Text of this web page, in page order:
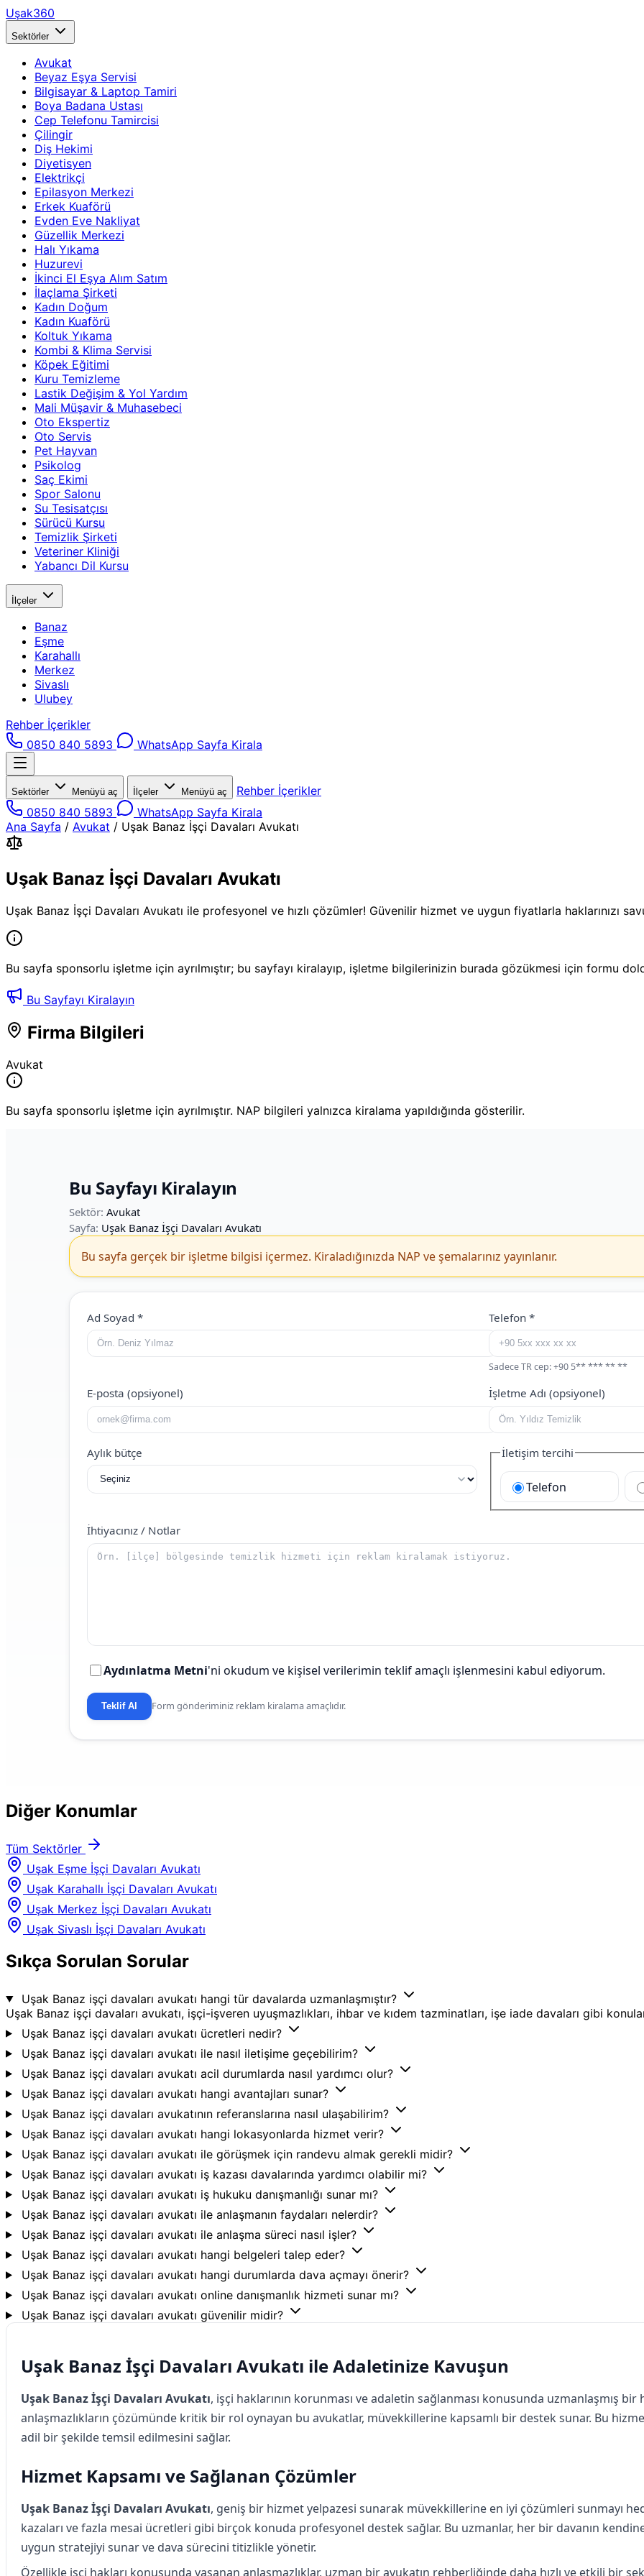
Uşak360
Sektörler
Avukat
Beyaz Eşya Servisi
Bilgisayar & Laptop Tamiri
Boya Badana Ustası
Cep Telefonu Tamircisi
Çilingir
Diş Hekimi
Diyetisyen
Elektrikçi
Epilasyon Merkezi
Erkek Kuaförü
Evden Eve Nakliyat
Güzellik Merkezi
Halı Yıkama
Huzurevi
İkinci El Eşya Alım Satım
İlaçlama Şirketi
Kadın Doğum
Kadın Kuaförü
Koltuk Yıkama
Kombi & Klima Servisi
Köpek Eğitimi
Kuru Temizleme
Lastik Değişim & Yol Yardım
Mali Müşavir & Muhasebeci
Oto Ekspertiz
Oto Servis
Pet Hayvan
Psikolog
Saç Ekimi
Spor Salonu
Su Tesisatçısı
Sürücü Kursu
Temizlik Şirketi
Veteriner Kliniği
Yabancı Dil Kursu
İlçeler
Banaz
Eşme
Karahallı
Merkez
Sivaslı
Ulubey
Rehber İçerikler
0850 840 5893
WhatsApp Sayfa Kirala
Sektörler Menüyü aç İlçeler Menüyü aç
Rehber İçerikler
0850 840 5893
WhatsApp Sayfa Kirala
Ana Sayfa / Avukat / Uşak Banaz İşçi Davaları Avukatı
Uşak Banaz İşçi Davaları Avukatı
Uşak Banaz İşçi Davaları Avukatı ile profesyonel ve hızlı çözümler! Güvenilir hizmet ve uygun fiyatlarla haklarınızı
Bu sayfa sponsorlu işletme için ayrılmıştır; bu sayfayı kiralayıp, işletme bilgilerinizin burada gözükmesi için formu
Bu Sayfayı Kiralayın
Firma Bilgileri
Avukat
Bu sayfa sponsorlu işletme için ayrılmıştır. NAP bilgileri yalnızca kiralama yapıldığında gösterilir.
Bu Sayfayı Kiralayın
Sektör: Avukat
Sayfa: Uşak Banaz İşçi Davaları Avukatı
Bu sayfa gerçek bir işletme bilgisi içermez. Kiraladığınızda NAP ve şemalarınız yayınlanır.
Web Site (boş bırakın)
Ad Soyad * Telefon *
Sadece TR cep: +90 5** *** ** **
E-posta (opsiyonel) İşletme Adı (opsiyonel)
Aylık bütçe İletişim tercihi
Telefon
İhtiyacınız / Notlar
Aydınlatma Metni'ni okudum ve kişisel verilerimin teklif amaçlı işlenmesini kabul ediyorum.
Teklif Al Form gönderiminiz reklam kiralama amaçlıdır.
Diğer Konumlar
Tüm Sektörler
Uşak Eşme İşçi Davaları Avukatı
Uşak Karahallı İşçi Davaları Avukatı
Uşak Merkez İşçi Davaları Avukatı
Uşak Sivaslı İşçi Davaları Avukatı
Sıkça Sorulan Sorular
Uşak Banaz işçi davaları avukatı hangi tür davalarda uzmanlaşmıştır?
Uşak Banaz işçi davaları avukatı, işçi-işveren uyuşmazlıkları, ihbar ve kıdem tazminatları, işe iade davaları gibi
Uşak Banaz işçi davaları avukatı ücretleri nedir?
Uşak Banaz işçi davaları avukatı ile nasıl iletişime geçebilirim?
Uşak Banaz işçi davaları avukatı acil durumlarda nasıl yardımcı olur?
Uşak Banaz işçi davaları avukatı hangi avantajları sunar?
Uşak Banaz işçi davaları avukatının referanslarına nasıl ulaşabilirim?
Uşak Banaz işçi davaları avukatı hangi lokasyonlarda hizmet verir?
Uşak Banaz işçi davaları avukatı ile görüşmek için randevu almak gerekli midir?
Uşak Banaz işçi davaları avukatı iş kazası davalarında yardımcı olabilir mi?
Uşak Banaz işçi davaları avukatı iş hukuku danışmanlığı sunar mı?
Uşak Banaz işçi davaları avukatı ile anlaşmanın faydaları nelerdir?
Uşak Banaz işçi davaları avukatı ile anlaşma süreci nasıl işler?
Uşak Banaz işçi davaları avukatı hangi belgeleri talep eder?
Uşak Banaz işçi davaları avukatı hangi durumlarda dava açmayı önerir?
Uşak Banaz işçi davaları avukatı online danışmanlık hizmeti sunar mı?
Uşak Banaz işçi davaları avukatı güvenilir midir?
Uşak Banaz İşçi Davaları Avukatı ile Adaletinize Kavuşun
Uşak Banaz İşçi Davaları Avukatı, işçi haklarının korunması ve adaletin sağlanması konusunda uzmanlaşmış
anlaşmazlıkların çözümünde kritik bir rol oynayan bu avukatlar, müvekkillerine kapsamlı bir destek sunar. Bu
adil bir şekilde temsil edilmesini sağlar.
Hizmet Kapsamı ve Sağlanan Çözümler
Uşak Banaz İşçi Davaları Avukatı, geniş bir hizmet yelpazesi sunarak müvekkillerine en iyi çözümleri sunmayı
kazaları ve fazla mesai ücretleri gibi birçok konuda profesyonel destek sağlar. Bu uzmanlar, her bir davanın
uygun stratejiyi sunar ve dava sürecini titizlikle yönetir.
Özellikle işçi hakları konusunda yaşanan anlaşmazlıklar, uzman bir avukatın rehberliğinde daha hızlı ve etkili bir